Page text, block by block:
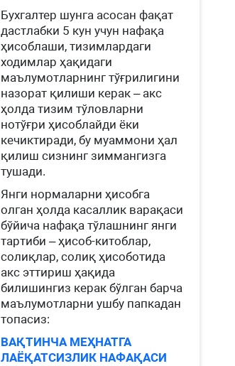
Бухгалтер шунга асосан фақат
дастлабки 5 кун учун нафақа
ҳисоблаши, тизимлардаги
ходимлар ҳақидаги
маълумотларнинг тўғрилигини
назорат қилиши керак – акс
ҳолда тизим тўловларни
нотўғри ҳисоблайди ёки
кечиктиради, бу муаммони ҳал
қилиш сизнинг зиммангизга
тушади.
Янги нормаларни ҳисобга
олган ҳолда касаллик варақаси
бўйича нафақа тўлашнинг янги
тартиби – ҳисоб-китоблар,
солиқлар, солиқ ҳисоботида
акс эттириш ҳақида
билишингиз керак бўлган барча
маълумотларни ушбу папкадан
топасиз:
ВАҚТИНЧА МЕҲНАТГА
ЛАЁҚАТСИЗЛИК НАФАҚАСИ